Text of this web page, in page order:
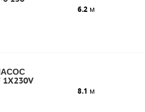
6.2 м
1X230V
8.1 м